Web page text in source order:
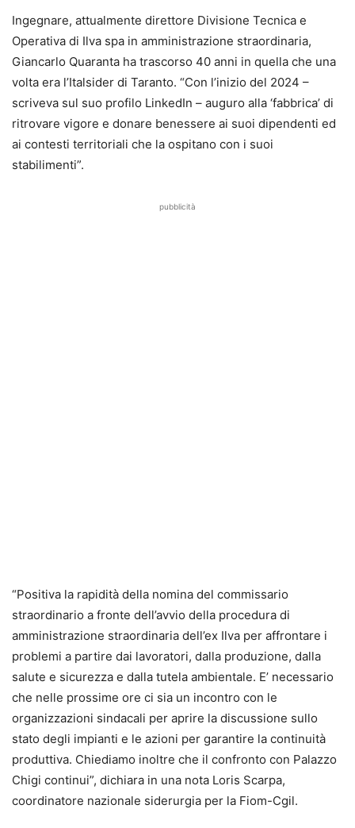
Ingegnare, attualmente direttore Divisione Tecnica e
Operativa di Ilva spa in amministrazione straordinaria,
Giancarlo Quaranta ha trascorso 40 anni in quella che una
volta era l’Italsider di Taranto. “Con l’inizio del 2024 –
scriveva sul suo profilo LinkedIn – auguro alla ‘fabbrica’ di
ritrovare vigore e donare benessere ai suoi dipendenti ed
ai contesti territoriali che la ospitano con i suoi
stabilimenti”.
pubblicità
“Positiva la rapidità della nomina del commissario
straordinario a fronte dell’avvio della procedura di
amministrazione straordinaria dell’ex Ilva per affrontare i
problemi a partire dai lavoratori, dalla produzione, dalla
salute e sicurezza e dalla tutela ambientale. E’ necessario
che nelle prossime ore ci sia un incontro con le
organizzazioni sindacali per aprire la discussione sullo
stato degli impianti e le azioni per garantire la continuità
produttiva. Chiediamo inoltre che il confronto con Palazzo
Chigi continui”, dichiara in una nota Loris Scarpa,
coordinatore nazionale siderurgia per la Fiom-Cgil.